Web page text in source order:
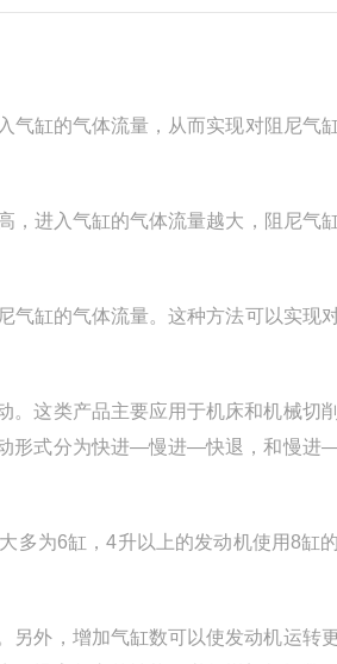
气缸的气体流量，从而实现对阻尼气
，进入气缸的气体流量越大，阻尼气
气缸的气体流量。这种方法可以实现
。这类产品主要应用于机床和机械切
动形式分为快进—慢进—快退，和慢进
多为6缸，4升以上的发动机使用8缸
另外，增加气缸数可以使发动机运转